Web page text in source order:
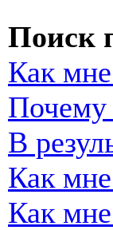
Поиск
Как
Почему
В
Как
Как